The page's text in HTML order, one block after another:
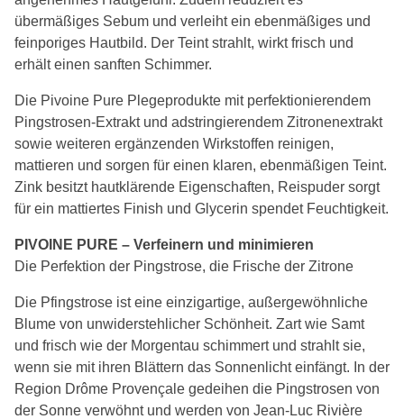
übermäßiges Sebum und verleiht ein ebenmäßiges und
feinporiges Hautbild. Der Teint strahlt, wirkt frisch und
erhält einen sanften Schimmer.
Die Pivoine Pure Plegeprodukte mit perfektionierendem
Pingstrosen-Extrakt und adstringierendem Zitronenextrakt
sowie weiteren ergänzenden Wirkstoffen reinigen,
mattieren und sorgen für einen klaren, ebenmäßigen Teint.
Zink besitzt hautklärende Eigenschaften, Reispuder sorgt
für ein mattiertes Finish und Glycerin spendet Feuchtigkeit.
PIVOINE PURE – Verfeinern und minimieren
Die Perfektion der Pingstrose, die Frische der Zitrone
Die Pfingstrose ist eine einzigartige, außergewöhnliche
Blume von unwiderstehlicher Schönheit. Zart wie Samt
und frisch wie der Morgentau schimmert und strahlt sie,
wenn sie mit ihren Blättern das Sonnenlicht einfängt. In der
Region Drôme Provençale gedeihen die Pingstrosen von
der Sonne verwöhnt und werden von Jean-Luc Rivière